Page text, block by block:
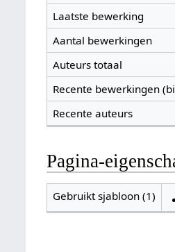
Laatste bewerking
Aantal bewerkingen
Auteurs totaal
Recente bewerkingen
Recente auteurs
Pagina-
Gebruikt sjabloon (1)